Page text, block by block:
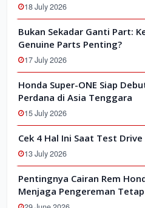
18 July 2026
Bukan Sekadar Ganti Part:
Genuine Parts Penting?
17 July 2026
Honda Super-ONE Siap
Perdana di Asia Tenggara
15 July 2026
Cek 4 Hal Ini Saat Test
13 July 2026
Pentingnya Cairan Rem
Menjaga Pengereman